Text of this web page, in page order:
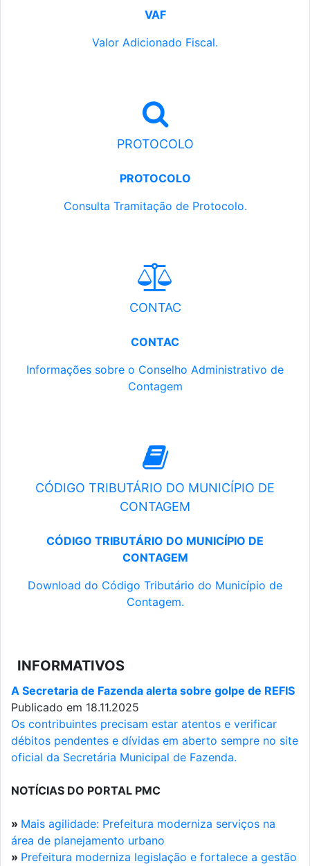
VAF
Valor Adicionado Fiscal.
PROTOCOLO
PROTOCOLO
Consulta Tramitação de Protocolo.
CONTAC
CONTAC
Informações sobre o Conselho Administrativo de
Contagem
CÓDIGO TRIBUTÁRIO DO MUNICÍPIO DE
CONTAGEM
CÓDIGO TRIBUTÁRIO DO MUNICÍPIO DE
CONTAGEM
Download do Código Tributário do Município de
Contagem.
INFORMATIVOS
A Secretaria de Fazenda alerta sobre golpe de REFIS
Publicado em 18.11.2025
Os contribuintes precisam estar atentos e verificar
débitos pendentes e dívidas em aberto sempre no site
oficial da Secretária Municipal de Fazenda.
NOTÍCIAS DO PORTAL PMC
» Mais agilidade: Prefeitura moderniza serviços na
área de planejamento urbano
» Prefeitura moderniza legislação e fortalece a gestão